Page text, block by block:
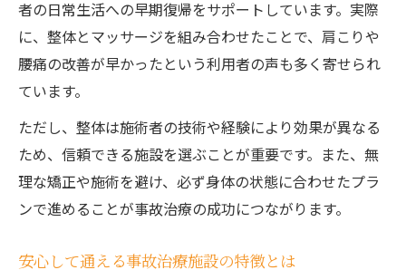
者の日常生活への早期復帰をサポートしています。実際
に、整体とマッサージを組み合わせたことで、肩こりや
腰痛の改善が早かったという利用者の声も多く寄せられ
ています。
ただし、整体は施術者の技術や経験により効果が異なる
ため、信頼できる施設を選ぶことが重要です。また、無
理な矯正や施術を避け、必ず身体の状態に合わせたプラ
ンで進めることが事故治療の成功につながります。
安心して通える事故治療施設の特徴とは